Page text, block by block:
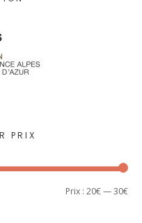
PRIX
Prix
Prix
Prix : 20€—30€